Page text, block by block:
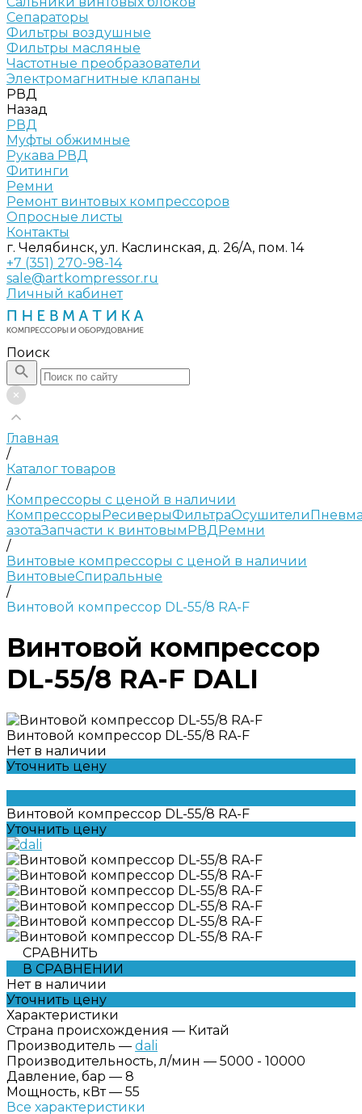
Сепараторы
Фильтры воздушные
Фильтры масляные
Частотные преобразователи
Электромагнитные клапаны
РВД
Назад
РВД
Муфты обжимные
Рукава РВД
Фитинги
Ремни
Ремонт винтовых компрессоров
Опросные листы
Контакты
г. Челябинск, ул. Каслинская, д. 26/А, пом. 14
+7 (351) 270-98-14
sale@artkompressor.ru
Личный кабинет
Поиск
Главная
/
Каталог товаров
/
Компрессоры с ценой в наличии
КомпрессорыРесиверыФильтраОсушители
азотаЗапчасти к винтовымРВДРемни
/
Винтовые компрессоры с ценой в наличии
ВинтовыеСпиральные
/
Винтовой компрессор DL-55/8 RA-F
Винтовой компрессор
DL-55/8 RA-F DALI
Винтовой компрессор DL-55/8 RA-F
Нет в наличии
Уточнить цену
Винтовой компрессор DL-55/8 RA-F
Уточнить цену
СРАВНИТЬ
В СРАВНЕНИИ
Нет в наличии
Уточнить цену
Характеристики
Страна происхождения — Китай
Производитель — dali
Производительность, л/мин — 5000 - 10000
Давление, бар — 8
Мощность, кВт — 55
Все характеристики